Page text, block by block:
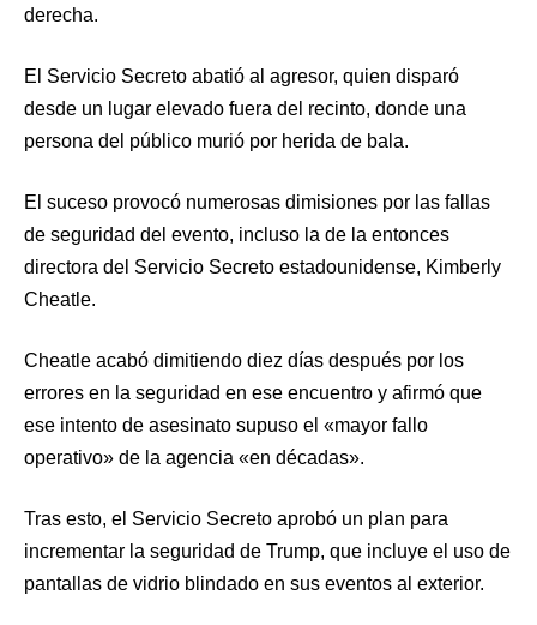
derecha.
El Servicio Secreto abatió al agresor, quien disparó
desde un lugar elevado fuera del recinto, donde una
persona del público murió por herida de bala.
El suceso provocó numerosas dimisiones por las fallas
de seguridad del evento, incluso la de la entonces
directora del Servicio Secreto estadounidense, Kimberly
Cheatle.
Cheatle acabó dimitiendo diez días después por los
errores en la seguridad en ese encuentro y afirmó que
ese intento de asesinato supuso el «mayor fallo
operativo» de la agencia «en décadas».
Tras esto, el Servicio Secreto aprobó un plan para
incrementar la seguridad de Trump, que incluye el uso de
pantallas de vidrio blindado en sus eventos al exterior.